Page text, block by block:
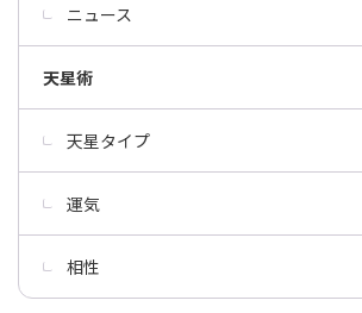
ニュース
天星術
天星タイプ
運気
相性